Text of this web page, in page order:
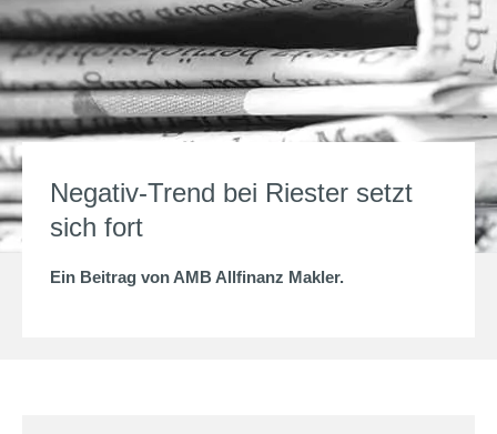
Negativ-Trend bei Riester setzt
sich fort
Ein Beitrag von AMB Allfinanz Makler.